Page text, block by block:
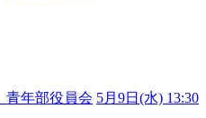
青年部役員会 5月9日(水) 13:30